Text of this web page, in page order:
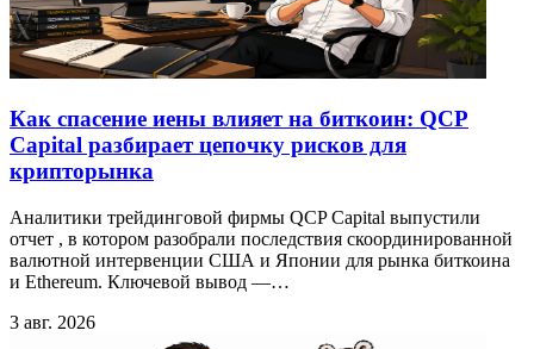
Как спасение иены влияет на биткоин: QCP
Capital разбирает цепочку рисков для
крипторынка
Аналитики трейдинговой фирмы QCP Capital выпустили
отчет , в котором разобрали последствия скоординированной
валютной интервенции США и Японии для рынка биткоина
и Ethereum. Ключевой вывод —…
3 авг. 2026